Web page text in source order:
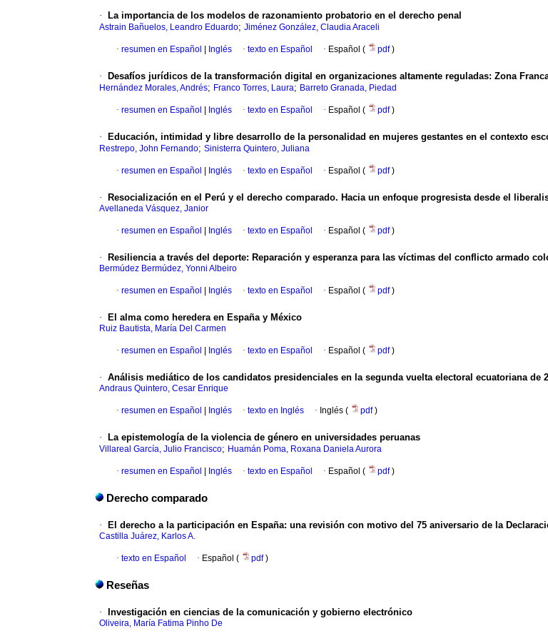
· La importancia de los modelos de razonamiento probatorio en el derecho penal
Astrain Bañuelos, Leandro Eduardo; Jiménez González, Claudia Araceli
· resumen en Español Inglés · texto en Español · Español ( pdf)
· Desafíos jurídicos de la transformación digital en organizaciones altamente reguladas: Zona
Hernández Morales, Andrés; Franco Torres, Laura; Barreto Granada, Piedad
· resumen en Español Inglés · texto en Español · Español ( pdf)
· Educación, intimidad y libre desarrollo de la personalidad en mujeres gestantes en el contexto
Restrepo, John Fernando; Sinisterra Quintero, Juliana
· resumen en Español Inglés · texto en Español · Español ( pdf)
· Resocialización en el Perú y el derecho comparado. Hacia un enfoque progresista desde el
Avellaneda Vásquez, Janior
· resumen en Español Inglés · texto en Español · Español ( pdf)
· Resiliencia a través del deporte: Reparación y esperanza para las víctimas del conflicto armado
Bermúdez Bermúdez, Yonni Albeiro
· resumen en Español Inglés · texto en Español · Español ( pdf)
· El alma como heredera en España y México
Ruiz Bautista, María Del Carmen
· resumen en Español Inglés · texto en Español · Español ( pdf)
· Análisis mediático de los candidatos presidenciales en la segunda vuelta electoral ecuatoriana de
Andraus Quintero, Cesar Enrique
· resumen en Español Inglés · texto en Inglés · Inglés ( pdf)
· La epistemología de la violencia de género en universidades peruanas
Villareal García, Julio Francisco; Huamán Poma, Roxana Daniela Aurora
· resumen en Español Inglés · texto en Español · Español ( pdf)
Derecho comparado
· El derecho a la participación en España: una revisión con motivo del 75 aniversario de la
Castilla Juárez, Karlos A.
· texto en Español · Español ( pdf)
Reseñas
· Investigación en ciencias de la comunicación y gobierno electrónico
Oliveira, María Fatima Pinho De